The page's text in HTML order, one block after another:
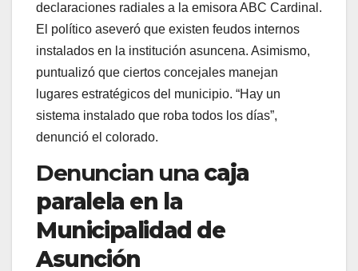
declaraciones radiales a la emisora ABC Cardinal.
El político aseveró que existen feudos internos
instalados en la institución asuncena. Asimismo,
puntualizó que ciertos concejales manejan
lugares estratégicos del municipio. “Hay un
sistema instalado que roba todos los días”,
denunció el colorado.
Denuncian una caja
paralela en la
Municipalidad de
Asunción